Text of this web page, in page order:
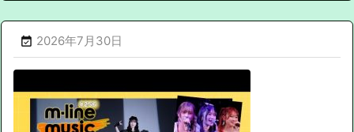
 2026年7月30日